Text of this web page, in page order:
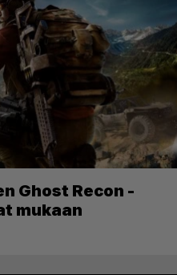
Ghost Recon -
mukaan